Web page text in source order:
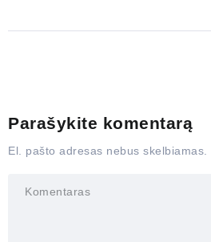
Parašykite komentarą
El. pašto adresas nebus skelbiamas.